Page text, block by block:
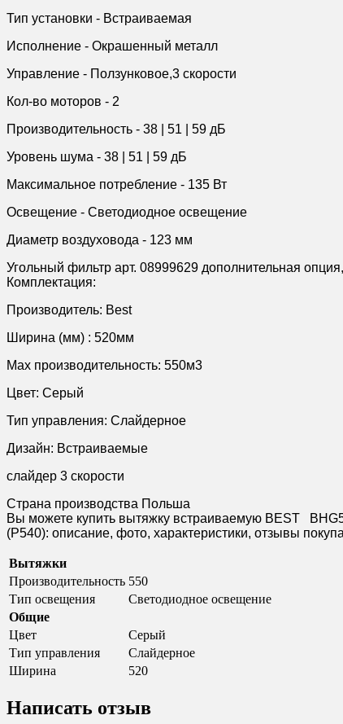
Тип установки - Встраиваемая
Исполнение - Окрашенный металл
Управление - Ползунковое,3 скорости
Кол-во моторов - 2
Производительность - 38 | 51 | 59 дБ
Уровень шума - 38 | 51 | 59 дБ
Максимальное потребление - 135 Вт
Освещение - Светодиодное освещение
Диаметр воздуховода - 123 мм
Угольный фильтр арт. 08999629 дополнительная
Комплектация:
Производитель: Best
Ширина (мм) : 520мм
Max производительность: 550м3
Цвет: Серый
Тип управления: Слайдерное
Дизайн: Встраиваемые
слайдер 3 скорости
Страна производства Польша
Вы можете купить вытяжку встраиваемую BEST
(P540): описание, фото, характеристики, отзывы
Вытяжки
Производительность 550
Тип освещения
Светодиодное освещение
Общие
Цвет
Серый
Тип управления
Слайдерное
Ширина
520
Написать отзыв